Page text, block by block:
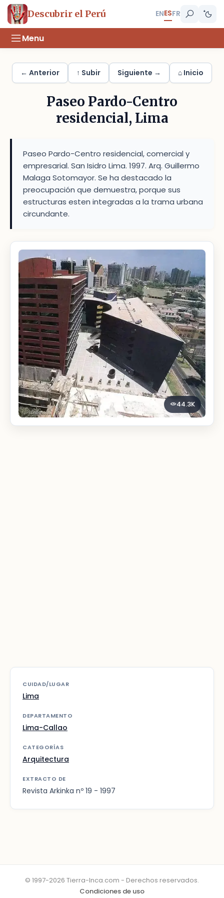
Descubrir el Perú ENESFR
Menu
← Anterior ↑ Subir Siguiente → ⌂ Inicio
Paseo Pardo-Centro
residencial, Lima
Paseo Pardo-Centro residencial, comercial y
empresarial. San Isidro Lima. 1997. Arq. Guillermo
Malaga Sotomayor. Se ha destacado la
preocupación que demuestra, porque sus
estructuras esten integradas a la trama urbana
circundante.
44.3K
CUIDAD/LUGAR
Lima
DEPARTAMENTO
Lima-Callao
CATEGORÍAS
Arquitectura
EXTRACTO DE
Revista Arkinka nº 19 - 1997
© 1997-2026 Tierra-Inca.com - Derechos reservados.
Condiciones de uso